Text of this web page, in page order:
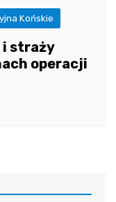
Końskie
i straży
operacji